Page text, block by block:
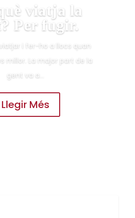
viatja la
Per fugir.
i fer-ho a llocs quan
millor. La major part de la
gent va a...
Llegir Més